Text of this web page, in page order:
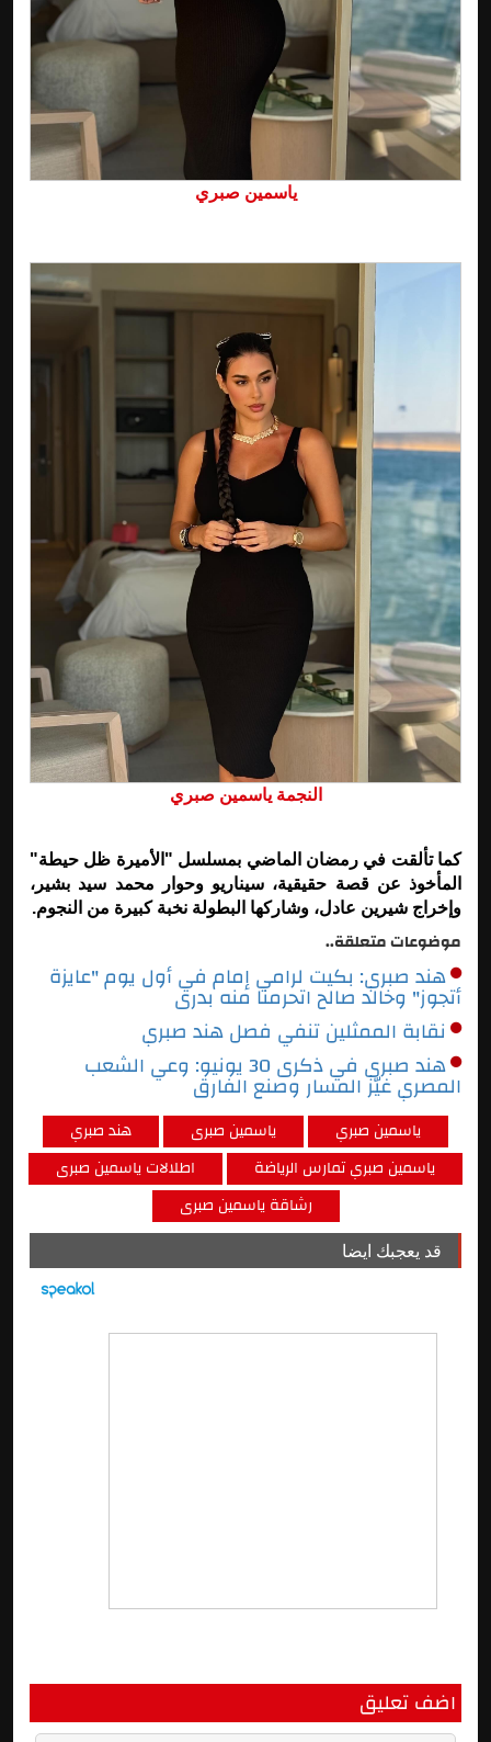
ياسمين صبري
النجمة ياسمين صبري
كما تألقت في رمضان الماضي بمسلسل "الأميرة ظل حيطة"
المأخوذ عن قصة حقيقية، سيناريو وحوار محمد سيد بشير،
وإخراج شيرين عادل، وشاركها البطولة نخبة كبيرة من النجوم.
موضوعات متعلقة..
هند صبري: بكيت لرامي إمام في أول يوم "عايزة
أتجوز" وخالد صالح اتحرمنا منه بدرى
نقابة الممثلين تنفي فصل هند صبري
هند صبري في ذكرى 30 يونيو: وعي الشعب
المصري غيّر المسار وصنع الفارق
هند صبري ياسمين صبرى
ياسمين صبري
اطلالات ياسمين صبرى
ياسمين صبري تمارس الرياضة
رشاقة ياسمين صبرى
قد يعجبك ايضا
اضف تعليق